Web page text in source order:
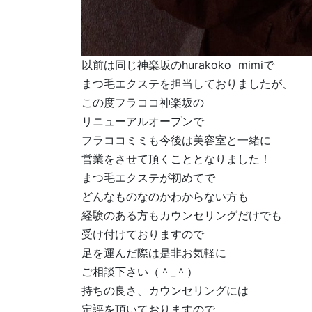
以前は同じ神楽坂のhurakoko mimiで
まつ毛エクステを担当しておりましたが、
この度フラココ神楽坂の
リニューアルオープンで
フラココミミも今後は美容室と一緒に
営業をさせて頂くこととなりました！
まつ毛エクステが初めてで
どんなものなのかわからない方も
経験のある方もカウンセリングだけでも
受け付けておりますので
足を運んだ際は是非お気軽に
ご相談下さい（＾_＾）
持ちの良さ、カウンセリングには